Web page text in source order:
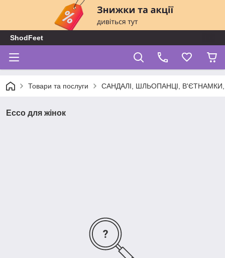
ShodFeet
Товари та послуги САНДАЛІ, ШЛЬОПАНЦІ,
Ecco для жінок